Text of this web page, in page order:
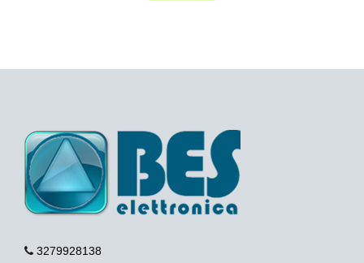
3279928138